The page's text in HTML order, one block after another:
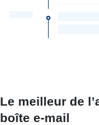
Le meilleur de
boîte e-mail